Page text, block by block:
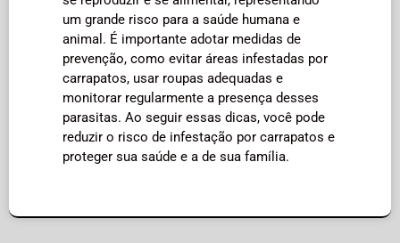
um grande risco para a saúde humana e
animal. É importante adotar medidas de
prevenção, como evitar áreas infestadas por
carrapatos, usar roupas adequadas e
monitorar regularmente a presença desses
parasitas. Ao seguir essas dicas, você pode
reduzir o risco de infestação por carrapatos e
proteger sua saúde e a de sua família.